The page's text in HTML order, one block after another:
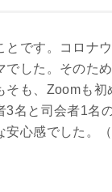
とです。コロナ
した。そのた
も、Zoomも初
3名と司会者1名
心感でした。（